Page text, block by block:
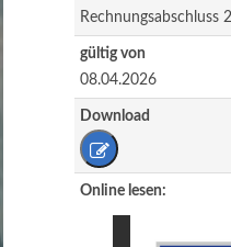
Rechnungsabschluss
gültig von
08.04.2026
Download
Online lesen: